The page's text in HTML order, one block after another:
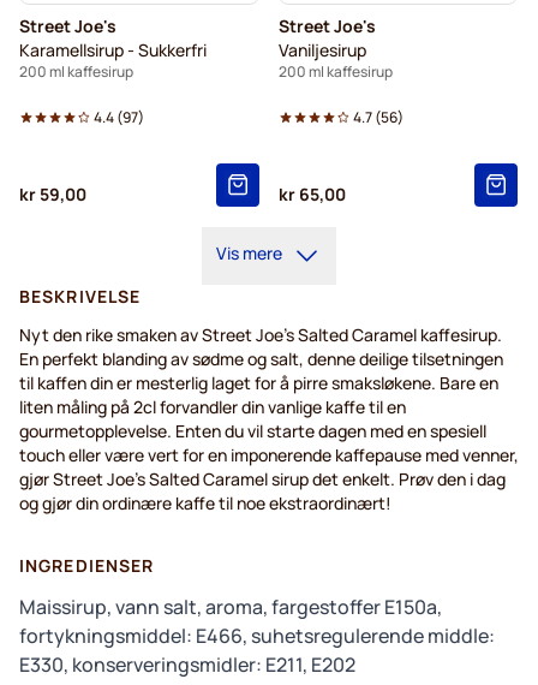
Street Joe's
Karamellsirup - Sukkerfri
200 ml kaffesirup
4.4(97)
kr 59,00
Street Joe's
Vaniljesirup
200 ml kaffesirup
4.7(56)
kr 65,00
Vis mere
BESKRIVELSE
Nyt den rike smaken av Street Joe's Salted Caramel kaffesirup.
En perfekt blanding av sødme og salt, denne deilige tilsetningen
til kaffen din er mesterlig laget for å pirre smaksløkene. Bare en
liten måling på 2cl forvandler din vanlige kaffe til en
gourmetopplevelse. Enten du vil starte dagen med en spesiell
touch eller være vert for en imponerende kaffepause med venner,
gjør Street Joe's Salted Caramel sirup det enkelt. Prøv den i dag
og gjør din ordinære kaffe til noe ekstraordinært!
INGREDIENSER
Maissirup, vann salt, aroma, fargestoffer E150a,
fortykningsmiddel: E466, suhetsregulerende middle:
E330, konserveringsmidler: E211, E202